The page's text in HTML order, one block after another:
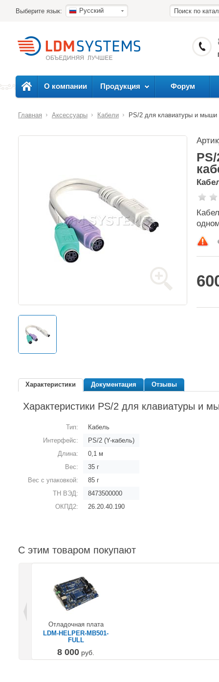
Выберите язык: Русский
О компании Продукция Форум
Главная Аксессуары Кабели PS/2 для клавиатуры и мыши
Характеристики Документация Отзывы
Характеристики PS/2 для клавиатуры и
Тип:
Кабель
Интерфейс:
PS/2 (Y-кабель)
Длина:
0,1 м
Вес:
35 г
Вес с упаковкой:
85 г
ТН ВЭД:
8473500000
ОКПД2:
26.20.40.190
С этим товаром покупают
Отладочная плата
LDM-HELPER-MB501-
FULL
8 000 руб.